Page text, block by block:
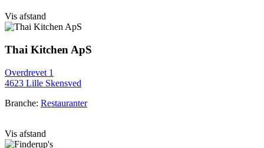
Vis afstand
Thai Kitchen ApS
Overdrevet 1
4623 Lille Skensved
Branche: Restauranter
Vis afstand